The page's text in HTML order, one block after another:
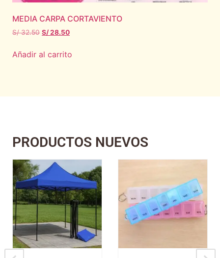
MEDIA CARPA CORTAVIENTO
S/32.50 S/28.50
Añadir al carrito
PRODUCTOS NUEVOS